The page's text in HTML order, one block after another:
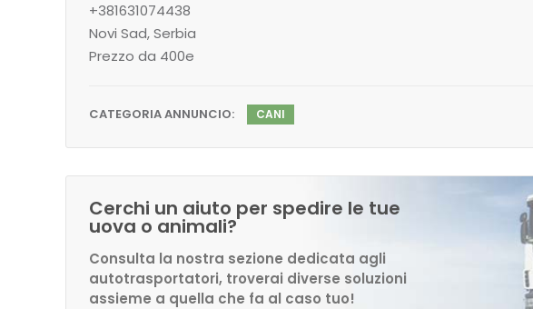
+381631074438
Novi Sad, Serbia
Prezzo da 400e
CATEGORIA ANNUNCIO: CANI
Cerchi un aiuto per spedire le tue
uova o animali?
Consulta la nostra sezione dedicata agli
autotrasportatori, troverai diverse soluzioni
assieme a quella che fa al caso tuo!